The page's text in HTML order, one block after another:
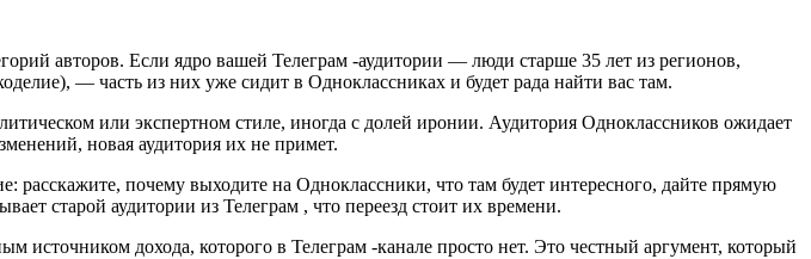
авторов. Если ядро вашей Телеграм -аудитории — люди старше 35 лет из регионов,
— часть из них уже сидит в Одноклассниках и будет рада найти вас там.
или экспертном стиле, иногда с долей иронии. Аудитория Одноклассников ожидает
новая аудитория их не примет.
расскажите, почему выходите на Одноклассники, что там будет интересного, дайте прямую
старой аудитории из Телеграм , что переезд стоит их времени.
дохода, которого в Телеграм -канале просто нет. Это честный аргумент, который